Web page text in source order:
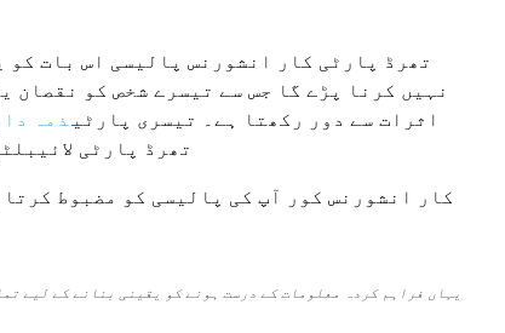
تھرڈ پارٹی کار انشورنس پالیسی اس بات
نہیں کرنا پڑے گا جس سے تیسرے شخص کو نقصان
اثرات سے دور رکھتا ہے۔ تیسری پارٹیذمہ
تھرڈ پارٹی
کار انشورنس کور آپ کی پالیسی کو مضبوط
یہاں فراہم کردہ معلومات کے درست ہونے کو یقینی بنانے کے لیے